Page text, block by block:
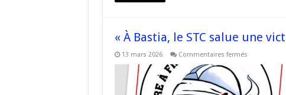
« À Bastia, le STC salue une
13 mars 2026 Commentaires ferméssur
Bastia,
le
STC
salue